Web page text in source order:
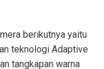
berikutnya yaitu
teknologi Adaptive
tangkapan warna